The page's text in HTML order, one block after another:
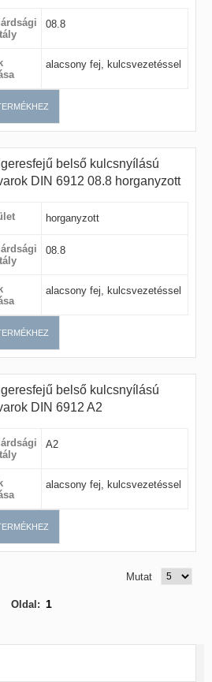
08.8
alacsony fej, kulcsvezetéssel
belső kulcsnyílású
DIN 6912 08.8 horganyzott
horganyzott
08.8
alacsony fej, kulcsvezetéssel
belső kulcsnyílású
DIN 6912 A2
A2
alacsony fej, kulcsvezetéssel
Mutat
Oldal: 1